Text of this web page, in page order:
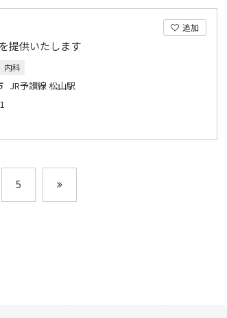
追加
提供いたします
内科
JR予讃線 松山駅
5